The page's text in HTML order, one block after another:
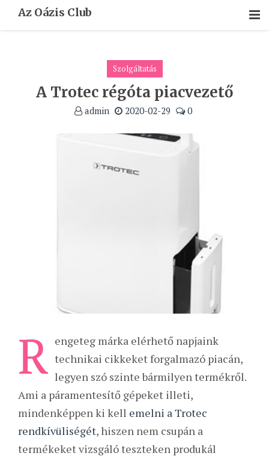
Az Oázis Club
Szolgáltatás
A Trotec régóta piacvezető
admin 2020-02-29 0
R engeteg márka elérhető napjaink
technikai cikkeket forgalmazó piacán,
legyen szó szinte bármilyen termékről.
Ami a páramentesítő gépeket illeti,
mindenképpen ki kell emelni a Trotec
rendkívüliségét, hiszen nem csupán a
termékeket vizsgáló teszteken produkál